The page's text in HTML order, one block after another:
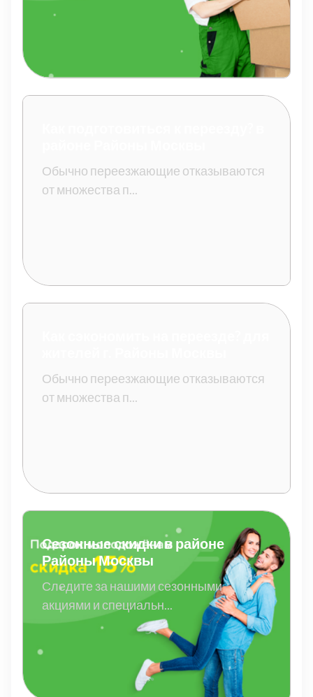
Обычно переезжающие отказываются
от множества п...
Обычно переезжающие отказываются
от множества п...
Сезонные скидки в районе
Районы Москвы
Следите за нашими сезонными
акциями и специальн...